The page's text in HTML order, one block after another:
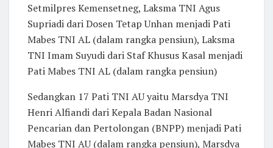
Setmilpres Kemensetneg, Laksma TNI Agus
Supriadi dari Dosen Tetap Unhan menjadi Pati
Mabes TNI AL (dalam rangka pensiun), Laksma
TNI Imam Suyudi dari Staf Khusus Kasal menjadi
Pati Mabes TNI AL (dalam rangka pensiun)
Sedangkan 17 Pati TNI AU yaitu Marsdya TNI
Henri Alfiandi dari Kepala Badan Nasional
Pencarian dan Pertolongan (BNPP) menjadi Pati
Mabes TNI AU (dalam rangka pensiun), Marsdya